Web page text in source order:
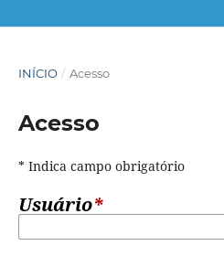
INÍCIO / Acesso
Acesso
* Indica campo obrigatório
Usuário*